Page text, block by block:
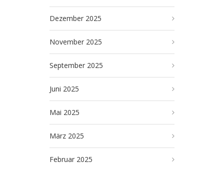
Dezember 2025
November 2025
September 2025
Juni 2025
Mai 2025
März 2025
Februar 2025